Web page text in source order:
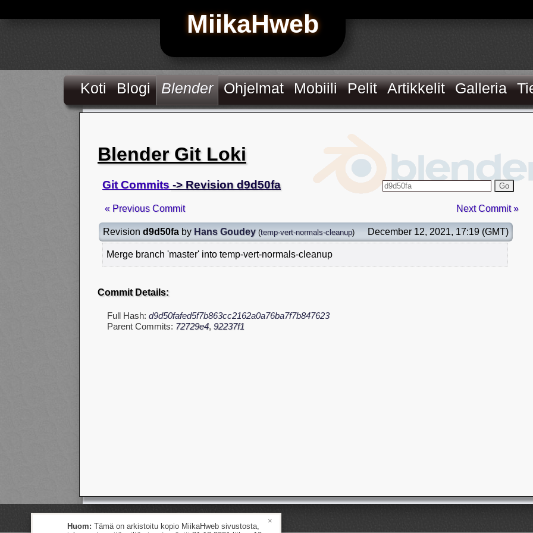
MiikaHweb
Koti Blogi Blender Ohjelmat Mobiili Pelit Artikkelit Galleria
Blender Git Loki
Git Commits -> Revision d9d50fa Go
« Previous Commit Next Commit »
Revision d9d50fa by Hans Goudey (temp-vert-normals-cleanup) December 12, 2021, 17:19 (GMT)
Merge branch 'master' into temp-vert-normals-cleanup
Commit Details:
Full Hash: d9d50fafed5f7b863cc2162a0a76ba7f7b847623
Parent Commits: 72729e4, 92237f1
Huom: Tämä on arkistoitu kopio MiikaHweb sivustosta,
×